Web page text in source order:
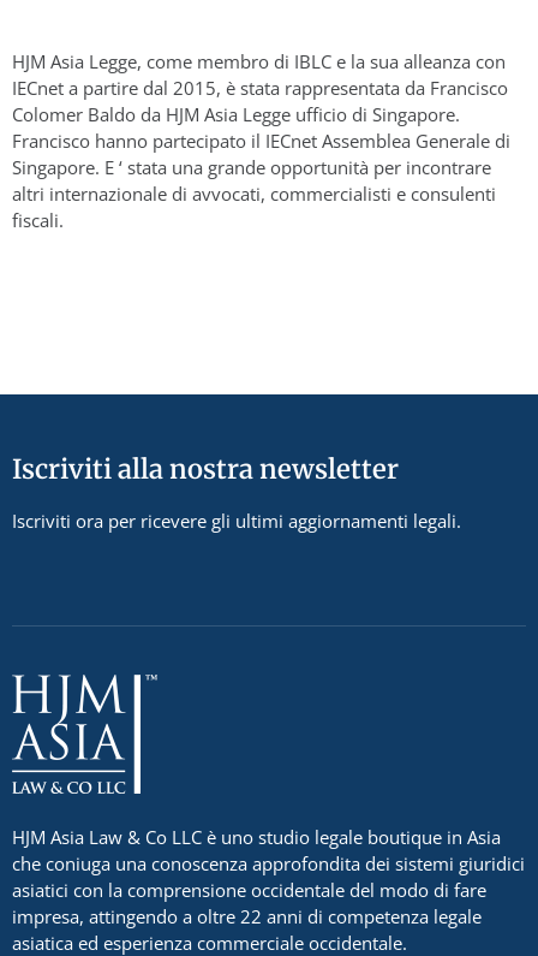
HJM Asia Legge, come membro di IBLC e la sua alleanza con
IECnet a partire dal 2015, è stata rappresentata da Francisco
Colomer Baldo da HJM Asia Legge ufficio di Singapore.
Francisco hanno partecipato il IECnet Assemblea Generale di
Singapore. E ‘ stata una grande opportunità per incontrare
altri internazionale di avvocati, commercialisti e consulenti
fiscali.
Iscriviti alla nostra newsletter
Iscriviti ora per ricevere gli ultimi aggiornamenti legali.
HJM Asia Law & Co LLC è uno studio legale boutique in Asia
che coniuga una conoscenza approfondita dei sistemi giuridici
asiatici con la comprensione occidentale del modo di fare
impresa, attingendo a oltre 22 anni di competenza legale
asiatica ed esperienza commerciale occidentale.